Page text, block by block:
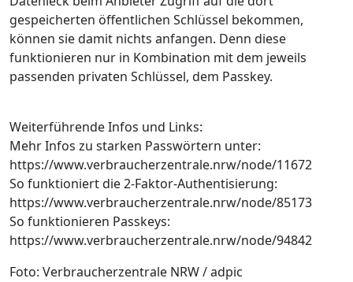
gespeicherten öffentlichen Schlüssel bekommen,
können sie damit nichts anfangen. Denn diese
funktionieren nur in Kombination mit dem jeweils
passenden privaten Schlüssel, dem Passkey.
Weiterführende Infos und Links:
Mehr Infos zu starken Passwörtern unter:
https://www.verbraucherzentrale.nrw/node/11672
So funktioniert die 2-Faktor-Authentisierung:
https://www.verbraucherzentrale.nrw/node/85173
So funktionieren Passkeys:
https://www.verbraucherzentrale.nrw/node/94842
Foto: Verbraucherzentrale NRW / adpic